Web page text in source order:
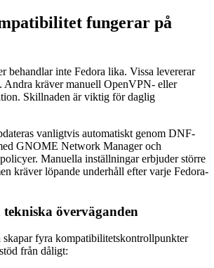
fungerar på
behandlar inte Fedora lika. Vissa levererar
Andra kräver manuell OpenVPN- eller
Skillnaden är viktig för daglig
vanligtvis automatiskt genom DNF-
GNOME Network Manager och
Manuella inställningar erbjuder större
kräver löpande underhåll efter varje Fedora-
överväganden
skapar fyra kompatibilitetskontrollpunkter
från dåligt: